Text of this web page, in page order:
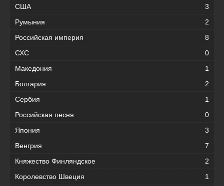
США
3
Румыния
2
Российская империя
8
СХС
0
Македония
1
Болгария
2
Сербия
1
Российская песня
0
Япония
3
Венгрия
7
Княжество Финляндское
2
Королевство Швеция
1